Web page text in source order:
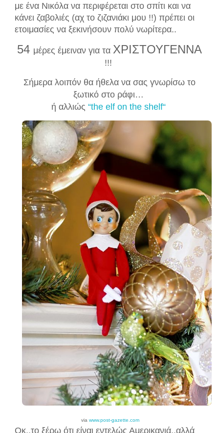
με ένα Νικόλα να περιφέρεται στο σπίτι και να
κάνει ζαβολιές (αχ το ζιζανιάκι μου !!) πρέπει οι
ετοιμασίες να ξεκινήσουν πολύ νωρίτερα..
54 μέρες έμειναν για τα ΧΡΙΣΤΟΥΓΕΝΝΑ
!!!
Σήμερα λοιπόν θα ήθελα να σας γνωρίσω το
ξωτικό στο ράφι…
ή αλλιώς “the elf on the shelf“
via www.post-gazette.com
Οκ..το ξέρω ότι είναι εντελώς Αμερικανιά..αλλά